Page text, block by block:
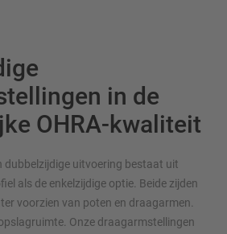
in de
OHRA-kwaliteit
dubbelzijdige uitvoering bestaat uit
als de enkelzijdige optie. Beide zijden
voorzien van poten en draagarmen.
Onze draagarmstellingen